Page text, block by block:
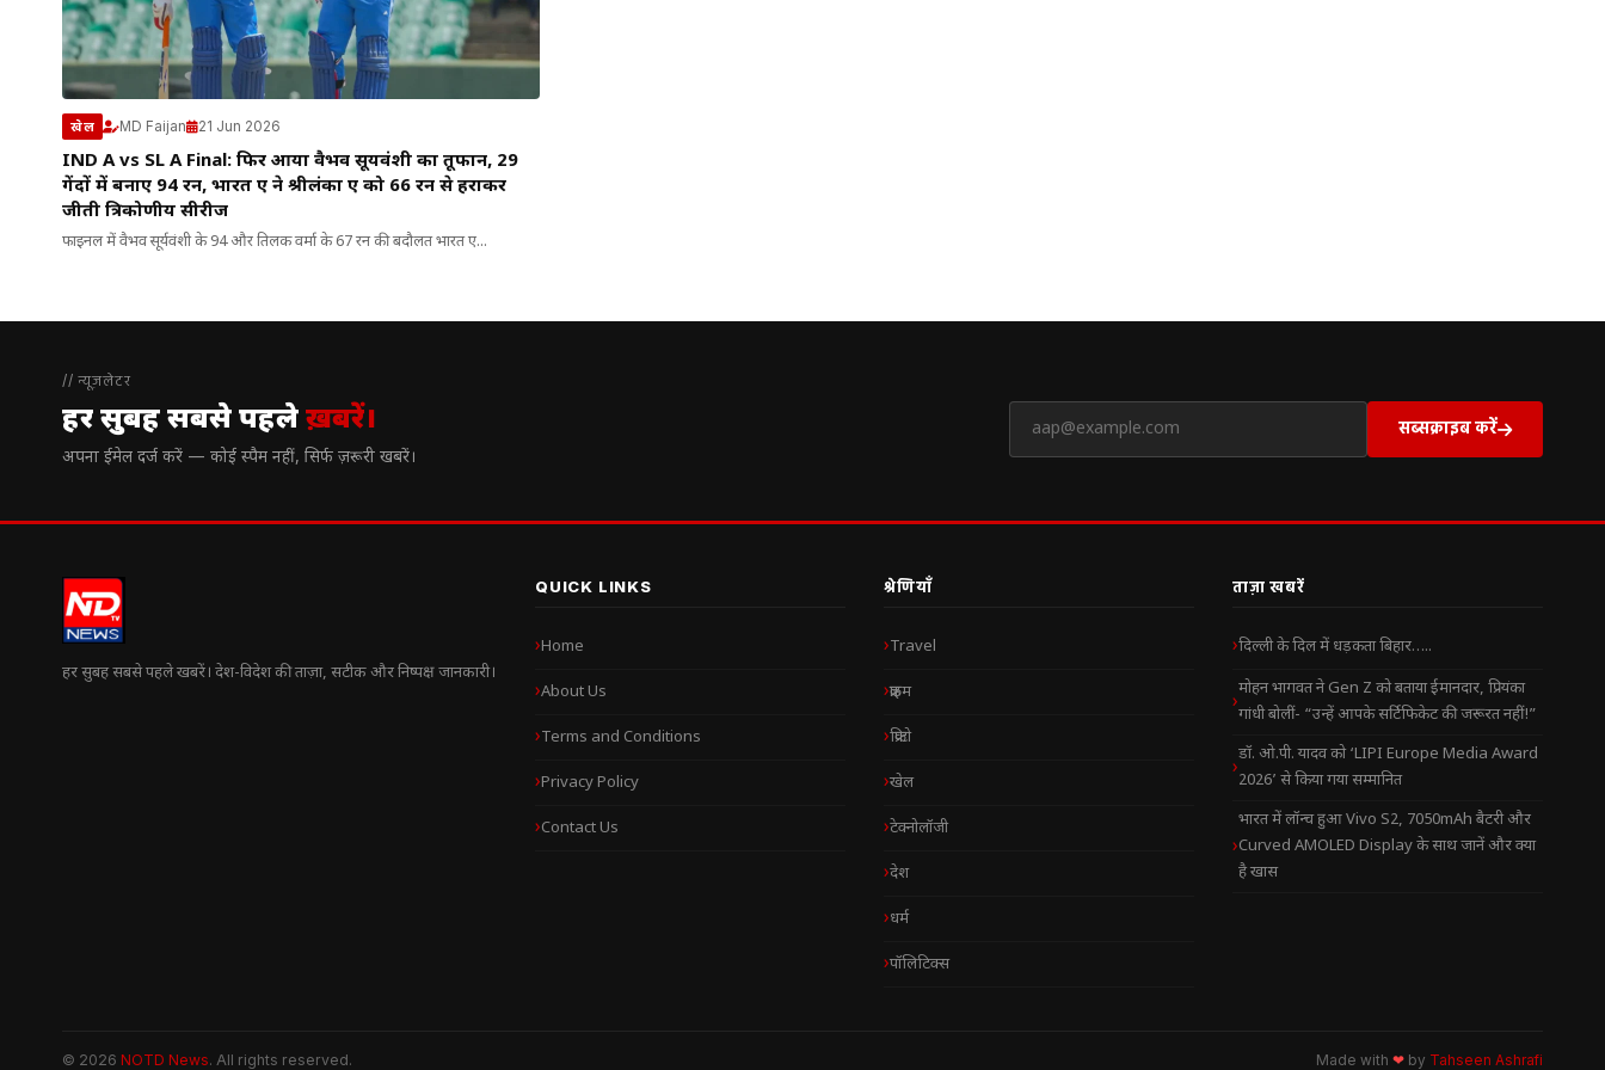
खेल MD Faijan 21 Jun 2026
IND A vs SL A Final: फिर आया वैभव सूर्यवंशी का तूफान, 29
गेंदों में बनाए 94 रन, भारत ए ने श्रीलंका ए को 66 रन से हराकर
जीती त्रिकोणीय सीरीज
फाइनल में वैभव सूर्यवंशी के 94 और तिलक वर्मा के 67 रन की बदौलत भारत ए...
// न्यूज़लेटर
हर सुबह सबसे पहलेख़बरें।
अपना ईमेल दर्ज करें — कोई स्पैम नहीं, सिर्फ ज़रूरी खबरें।
सब्सक्राइब करें
हर सुबह सबसे पहले खबरें। देश-विदेश की ताज़ा, सटीक और निष्पक्ष जानकारी।
QUICK LINKS
Home
About Us
Terms and Conditions
Privacy Policy
Contact Us
श्रेणियाँ
Travel
क्राइम
क्रिप्टो
खेल
टेक्नोलॉजी
देश
धर्म
पॉलिटिक्स
ताज़ा खबरें
दिल्ली के दिल में धड़कता बिहार…..
मोहन भागवत ने Gen Z को बताया ईमानदार, प्रियंका
गांधी बोलीं- “उन्हें आपके सर्टिफिकेट की जरूरत नहीं!”
डॉ. ओ.पी. यादव को ‘LIPI Europe Media Award
2026’ से किया गया सम्मानित
भारत में लॉन्च हुआ Vivo S2, 7050mAh बैटरी और
Curved AMOLED Display के साथ जानें और क्या
है खास
© 2026 NOTD News. All rights reserved. Made with ❤ by Tahseen Ashrafi